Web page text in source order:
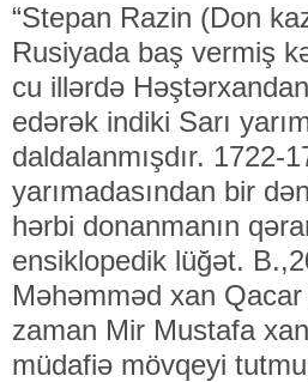
“Stepan Razin (Don
Rusiyada baş vermiş
cu illərdə
edərək indiki Sarı
daldalanmışdır. 1722-
yarımadasından bir
hərbi donanmanın
ensiklopedik lüğət.
Məhəmməd xan Qacar
zaman Mir Mustafa
müdafiə mövqeyi